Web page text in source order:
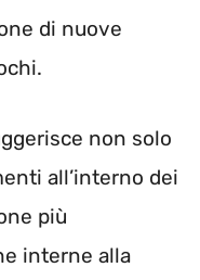
di nuove
non solo
all’interno dei
più
interne alla